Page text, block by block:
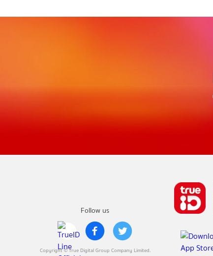
Follow us
Copyright © True Digital Group Company Limited.